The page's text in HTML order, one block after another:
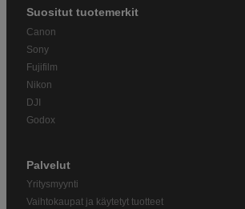
Suositut tuotemerkit
Canon
Sony
Fujifilm
Nikon
DJI
Godox
Palvelut
Yritysmyynti
Vaihtokaupat ja käytetyt tuotteet